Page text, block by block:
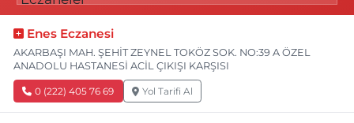
Enes Eczanesi
AKARBAŞI MAH. ŞEHİT ZEYNEL TOKÖZ SOK. NO:39 A ÖZEL
ANADOLU HASTANESİ ACİL ÇIKIŞI KARŞISI
0 (222) 405 76 69 Yol Tarifi Al